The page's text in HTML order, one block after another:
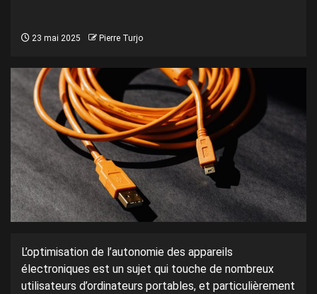
23 mai 2025 Pierre Turjo
L’optimisation de l’autonomie des appareils
électroniques est un sujet qui touche de nombreux
utilisateurs d’ordinateurs portables, et particulièrement